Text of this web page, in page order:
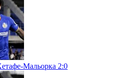
Мальорка 2:0